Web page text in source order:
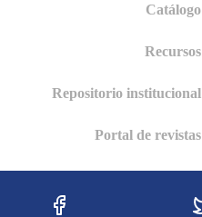
Catálogo
Recursos
Repositorio institucional
Portal de revistas